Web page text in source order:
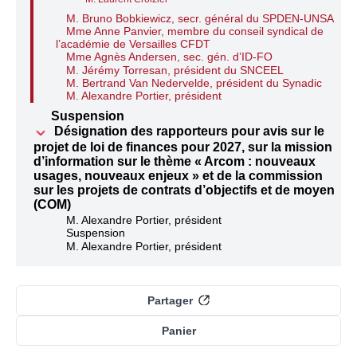
M. Bruno Bobkiewicz, secr. général du SPDEN-UNSA
Mme Anne Panvier, membre du conseil syndical de
l’académie de Versailles CFDT
Mme Agnès Andersen, sec. gén. d’ID-FO
M. Jérémy Torresan, président du SNCEEL
M. Bertrand Van Nedervelde, président du Synadic
M. Alexandre Portier, président
Suspension
Désignation des rapporteurs pour avis sur le
projet de loi de finances pour 2027, sur la mission
d’information sur le thème « Arcom : nouveaux
usages, nouveaux enjeux » et de la commission
sur les projets de contrats d’objectifs et de moyens
(COM)
M. Alexandre Portier, président
Suspension
M. Alexandre Portier, président
Panier
Partager